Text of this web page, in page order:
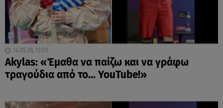
14.05.26, 13:05
Akylas: «Έμαθα να παίζω και να γράφω
τραγούδια από το... YouTube!»